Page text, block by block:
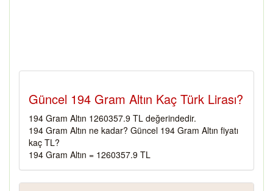
Güncel 194 Gram Altın Kaç Türk Lirası?
194 Gram Altın 1260357.9 TL değerindedir.
194 Gram Altın ne kadar? Güncel 194 Gram Altın fiyatı
kaç TL?
194 Gram Altın = 1260357.9 TL